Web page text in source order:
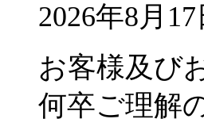
2026年8月
お客様及び
何卒ご理解